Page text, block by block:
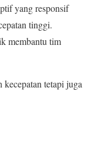
yang responsif
tinggi.
membantu tim
tetapi juga